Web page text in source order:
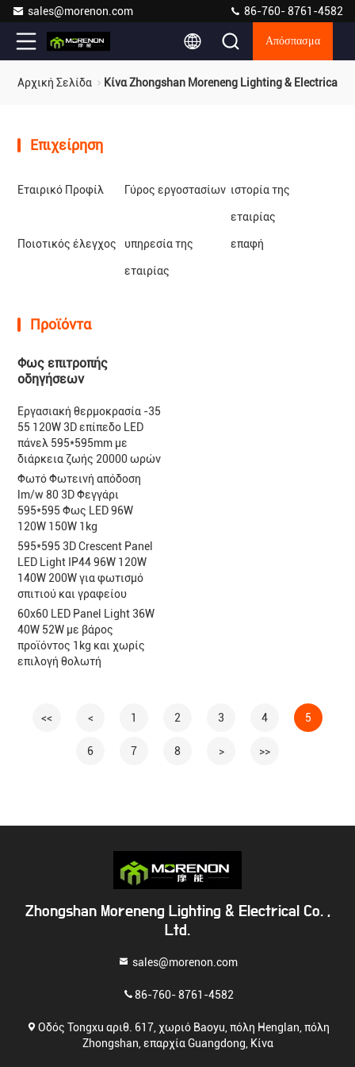
sales@morenon.com 86-760- 8761-4582
Απόσπασμα
Αρχική Σελίδα Κίνα Zhongshan Moreneng Lighting & Electrical
Επιχείρηση
Εταιρικό Προφίλ Γύρος εργοστασίων ιστορία της
εταιρίας
Ποιοτικός έλεγχος υπηρεσία της
εταιρίας
επαφή
Προϊόντα
Φως επιτροπής
οδηγήσεων
Εργασιακή θερμοκρασία -35
55 120W 3D επίπεδο LED
πάνελ 595*595mm με
διάρκεια ζωής 20000 ωρών
Φωτό Φωτεινή απόδοση
lm/w 80 3D Φεγγάρι
595*595 Φως LED 96W
120W 150W 1kg
595*595 3D Crescent Panel
LED Light IP44 96W 120W
140W 200W για φωτισμό
σπιτιού και γραφείου
60x60 LED Panel Light 36W
40W 52W με βάρος
προϊόντος 1kg και χωρίς
επιλογή θολωτή
<< < 1 2 3 4 5
6 7 8 > >>
Zhongshan Moreneng Lighting & Electrical Co. ,
Ltd.
sales@morenon.com
86-760- 8761-4582
Οδός Tongxu αριθ. 617, χωριό Baoyu, πόλη Henglan, πόλη
Zhongshan, επαρχία Guangdong, Κίνα